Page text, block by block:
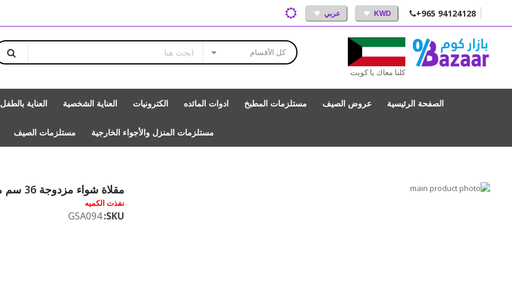
+965 94124128
KWD عربي
كلنا معاك يا كويت
كل الأقسام
الصفحة الرئيسية عروض الصيف مستلزمات المطبخ ادوات المائده الكترونيات العناية الشخصية العناية بالطفل
مستلزمات المنزل والأجواء الخارجية مستلزمات الصيف
انتقل
مقلاة شواء مزدوجة 36 سم من سافلون
نفذت الكميه
SKU
GSA094